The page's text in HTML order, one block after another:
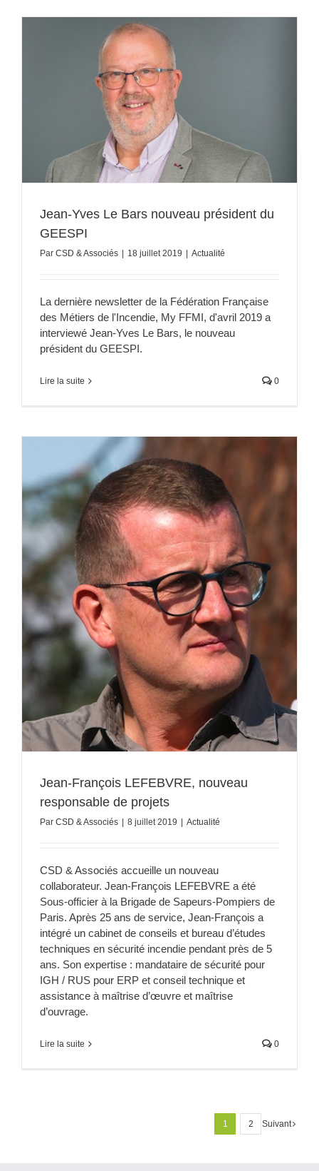
Jean-Yves Le Bars nouveau président du
GEESPI
Par CSD & Associés | 18 juillet 2019 | Actualité
La dernière newsletter de la Fédération Française
des Métiers de l'Incendie, My FFMI, d'avril 2019 a
interviewé Jean-Yves Le Bars, le nouveau
président du GEESPI.
Lire la suite 0
Jean-François LEFEBVRE, nouveau
responsable de projets
Par CSD & Associés 8 juillet 2019 Actualité
CSD & Associés accueille un nouveau
collaborateur. Jean-François LEFEBVRE a été
Sous-officier à la Brigade de Sapeurs-Pompiers de
Paris. Après 25 ans de service, Jean-François a
intégré un cabinet de conseils et bureau d’études
techniques en sécurité incendie pendant près de 5
ans. Son expertise : mandataire de sécurité pour
IGH / RUS pour ERP et conseil technique et
assistance à maîtrise d’œuvre et maîtrise
d’ouvrage.
Lire la suite 0
1 2 Suivant